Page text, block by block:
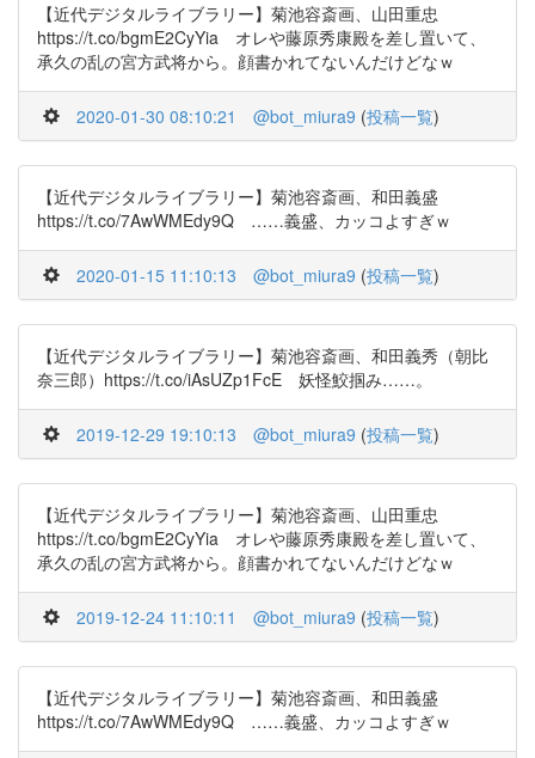
【近代デジタルライブラリー】菊池容斎画、山田重忠
https://t.co/bgmE2CyYia オレや藤原秀康殿を差し置いて、
承久の乱の宮方武将から。顔書かれてないんだけどなｗ
2020-01-30 08:10:21 @bot_miura9 (投稿一覧)
【近代デジタルライブラリー】菊池容斎画、和田義盛
https://t.co/7AwWMEdy9Q ……義盛、カッコよすぎｗ
2020-01-15 11:10:13 @bot_miura9 (投稿一覧)
【近代デジタルライブラリー】菊池容斎画、和田義秀（朝比
奈三郎）https://t.co/iAsUZp1FcE 妖怪鮫掴み……。
2019-12-29 19:10:13 @bot_miura9 (投稿一覧)
【近代デジタルライブラリー】菊池容斎画、山田重忠
https://t.co/bgmE2CyYia オレや藤原秀康殿を差し置いて、
承久の乱の宮方武将から。顔書かれてないんだけどなｗ
2019-12-24 11:10:11 @bot_miura9 (投稿一覧)
【近代デジタルライブラリー】菊池容斎画、和田義盛
https://t.co/7AwWMEdy9Q ……義盛、カッコよすぎｗ